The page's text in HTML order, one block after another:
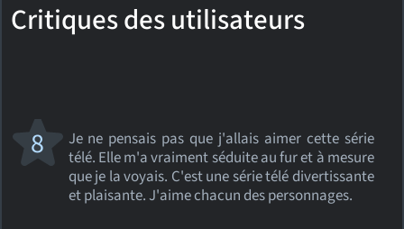
Critiques des utilisateurs
Je ne pensais pas que j'allais aimer cette série
télé. Elle m'a vraiment séduite au fur et à mesure
que je la voyais. C'est une série télé divertissante
et plaisante. J'aime chacun des personnages.
8